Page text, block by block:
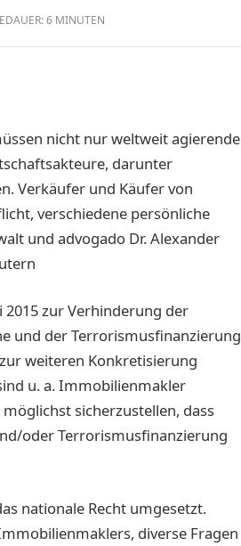
6 MINUTEN
nicht nur weltweit agierende
darunter
Verkäufer und Käufer von
verschiedene persönliche
und advogado Dr. Alexander
2015 zur Verhinderung der
und der Terrorismusfinanzierung
weiteren Konkretisierung
u. a. Immobilienmakler
sicherzustellen, dass
oder Terrorismusfinanzierung
nationale Recht umgesetzt.
diverse Fragen